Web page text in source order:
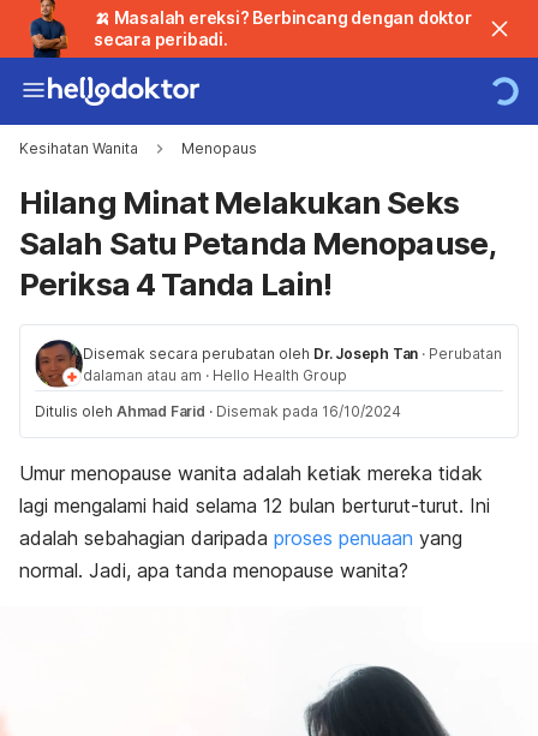
🍌 Masalah ereksi? Berbincang dengan doktor
secara peribadi.
Kesihatan Wanita Menopaus
Hilang Minat Melakukan Seks
Salah Satu Petanda Menopause,
Periksa 4 Tanda Lain!
Disemak secara perubatan oleh Dr. Joseph Tan · Perubatan
dalaman atau am · Hello Health Group
Ditulis oleh Ahmad Farid · Disemak pada 16/10/2024
Umur menopause wanita adalah ketiak mereka tidak
lagi mengalami haid selama 12 bulan berturut-turut. Ini
adalah sebahagian daripada proses penuaan yang
normal. Jadi, apa tanda menopause wanita?